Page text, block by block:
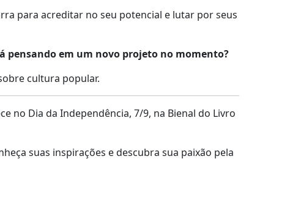
para acreditar no seu potencial e lutar por seus
pensando em um novo projeto no momento?
cultura popular.
no Dia da Independência, 7/9, na Bienal do Livro
suas inspirações e descubra sua paixão pela